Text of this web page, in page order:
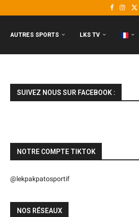
AUTRES SPORTS LKS TV
SUIVEZ NOUS SUR FACEBOOK :
NOTRE COMPTE TIKTOK
@lekpakpatosportif
NOS RÉSEAUX